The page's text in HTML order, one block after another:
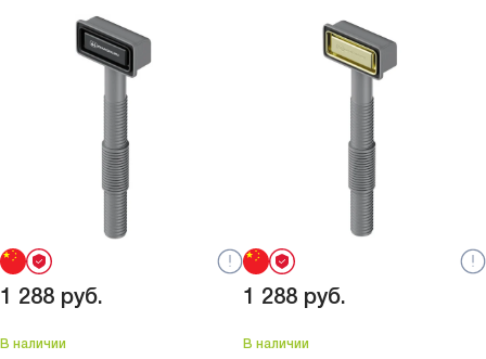
1 288 руб.
В наличии
1 288 руб.
В наличии